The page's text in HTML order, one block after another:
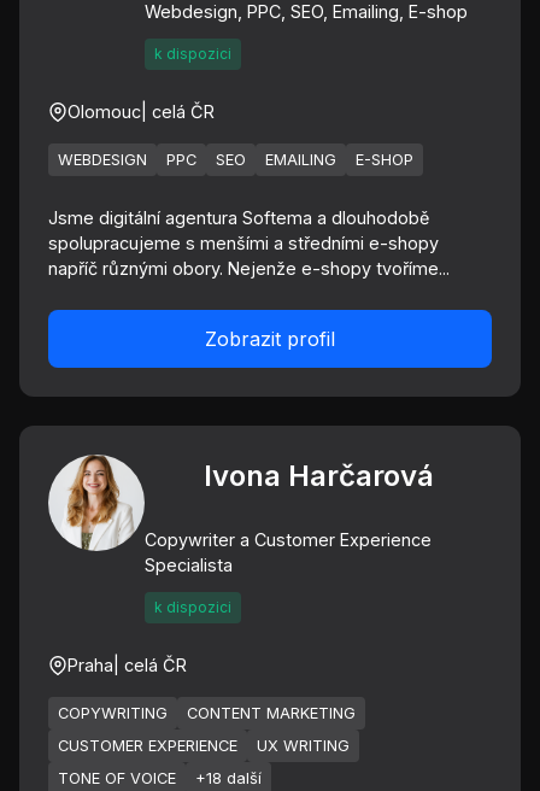
Webdesign, PPC, SEO, Emailing, E-shop
k dispozici
Olomouc | celá ČR
WEBDESIGN PPC SEO EMAILING E-SHOP
Jsme digitální agentura Softema a dlouhodobě
spolupracujeme s menšími a středními e-shopy
napříč různými obory. Nejenže e-shopy tvoříme...
Zobrazit profil
Ivona Harčarová
Copywriter a Customer Experience
Specialista
k dispozici
Praha | celá ČR
COPYWRITING
CONTENT MARKETING
CUSTOMER EXPERIENCE
UX WRITING
TONE OF VOICE
+18 další